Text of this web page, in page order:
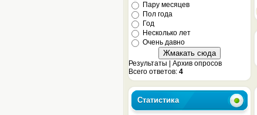
Пару месяцев
Пол года
Год
Несколько лет
Очень давно
Результаты
Архив опросов
Всего ответов: 4
Статистика